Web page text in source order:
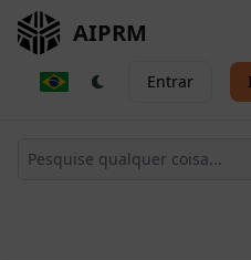
AIPRM
Entrar